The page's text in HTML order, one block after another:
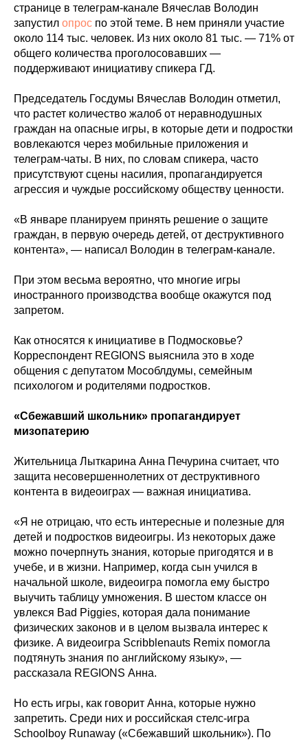
странице в телеграм-канале Вячеслав Володин
запустил опрос по этой теме. В нем приняли участие
около 114 тыс. человек. Из них около 81 тыс. — 71% от
общего количества проголосовавших —
поддерживают инициативу спикера ГД.
Председатель Госдумы Вячеслав Володин отметил,
что растет количество жалоб от неравнодушных
граждан на опасные игры, в которые дети и подростки
вовлекаются через мобильные приложения и
телеграм-чаты. В них, по словам спикера, часто
присутствуют сцены насилия, пропагандируется
агрессия и чуждые российскому обществу ценности.
«В январе планируем принять решение о защите
граждан, в первую очередь детей, от деструктивного
контента», — написал Володин в телеграм-канале.
При этом весьма вероятно, что многие игры
иностранного производства вообще окажутся под
запретом.
Как относятся к инициативе в Подмосковье?
Корреспондент REGIONS выяснила это в ходе
общения с депутатом Мособлдумы, семейным
психологом и родителями подростков.
«Сбежавший школьник» пропагандирует
мизопатерию
Жительница Лыткарина Анна Печурина считает, что
защита несовершеннолетних от деструктивного
контента в видеоиграх — важная инициатива.
«Я не отрицаю, что есть интересные и полезные для
детей и подростков видеоигры. Из некоторых даже
можно почерпнуть знания, которые пригодятся и в
учебе, и в жизни. Например, когда сын учился в
начальной школе, видеоигра помогла ему быстро
выучить таблицу умножения. В шестом классе он
увлекся Bad Piggies, которая дала понимание
физических законов и в целом вызвала интерес к
физике. А видеоигра Scribblenauts Remix помогла
подтянуть знания по английскому языку», —
рассказала REGIONS Анна.
Но есть игры, как говорит Анна, которые нужно
запретить. Среди них и российская стелс-игра
Schoolboy Runaway («Сбежавший школьник»). По